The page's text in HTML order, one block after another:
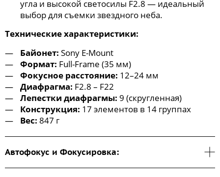
угла и высокой светосилы F2.8 — идеальный
выбор для съемки звездного неба.
Технические характеристики:
Байонет: Sony E-Mount
Формат: Full-Frame (35 мм)
Фокусное расстояние: 12–24 мм
Диафрагма: F2.8 – F22
Лепестки диафрагмы: 9 (скругленная)
Конструкция: 17 элементов в 14 группах
Вес: 847 г
Автофокус и Фокусировка: